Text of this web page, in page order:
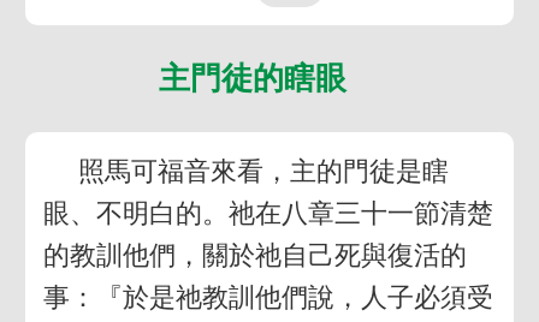
主門徒的瞎眼
照馬可福音來看，主的門徒是瞎
眼、不明白的。祂在八章三十一節清楚
的教訓他們，關於祂自己死與復活的
事：『於是祂教訓他們說，人子必須受